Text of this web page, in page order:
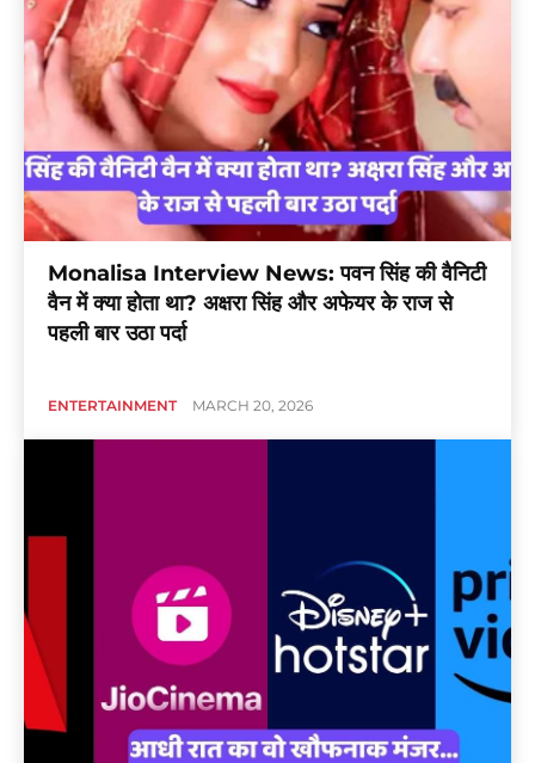
Monalisa Interview News: पवन सिंह की वैनिटी
वैन में क्या होता था? अक्षरा सिंह और अफेयर के राज से
पहली बार उठा पर्दा
ENTERTAINMENT MARCH 20, 2026